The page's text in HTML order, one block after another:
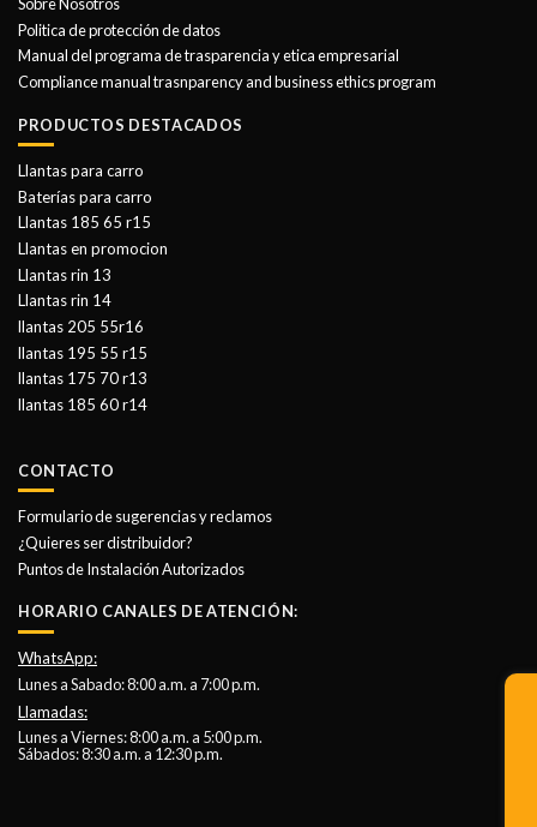
Politica de protección de datos
Manual del programa de trasparencia y etica empresarial
Compliance manual trasnparency and business ethics program
PRODUCTOS DESTACADOS
Llantas para carro
Baterías para carro
Llantas 185 65 r15
Llantas en promocion
Llantas rin 13
Llantas rin 14
llantas 205 55r16
llantas 195 55 r15
llantas 175 70 r13
llantas 185 60 r14
CONTACTO
Formulario de sugerencias y reclamos
¿Quieres ser distribuidor?
Puntos de Instalación Autorizados
HORARIO CANALES DE ATENCIÓN:
WhatsApp:
Lunes a Sabado: 8:00 a.m. a 7:00 p.m.
Llamadas:
Lunes a Viernes: 8:00 a.m. a 5:00 p.m.
Sábados: 8:30 a.m. a 12:30 p.m.